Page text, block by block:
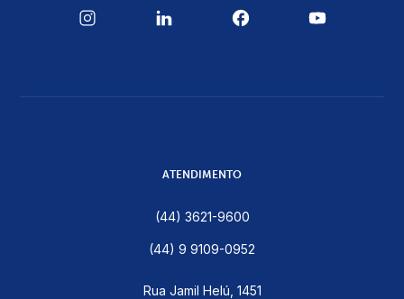
ATENDIMENTO
(44) 3621-9600
(44) 9 9109-0952
Rua Jamil Helú, 1451